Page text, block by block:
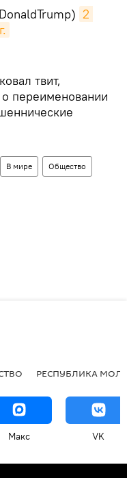
2
твит,
переименовании
В мире Общество
РЕСПУБЛИКА
Макс VK